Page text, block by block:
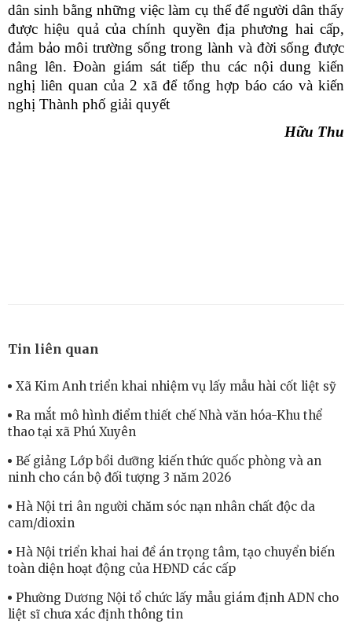
dân sinh bằng những việc làm cụ thể để người dân thấy
được hiệu quả của chính quyền địa phương hai cấp,
đảm bảo môi trường sống trong lành và đời sống được
nâng lên. Đoàn giám sát tiếp thu các nội dung kiến
nghị liên quan của 2 xã để tổng hợp báo cáo và kiến
nghị Thành phố giải quyết
Hữu Thu
Tin liên quan
Xã Kim Anh triển khai nhiệm vụ lấy mẫu hài cốt liệt sỹ
Ra mắt mô hình điểm thiết chế Nhà văn hóa-Khu thể
thao tại xã Phú Xuyên
Bế giảng Lớp bồi dưỡng kiến thức quốc phòng và an
ninh cho cán bộ đối tượng 3 năm 2026
Hà Nội tri ân người chăm sóc nạn nhân chất độc da
cam/dioxin
Hà Nội triển khai hai đề án trọng tâm, tạo chuyển biến
toàn diện hoạt động của HĐND các cấp
Phường Dương Nội tổ chức lấy mẫu giám định ADN cho
liệt sĩ chưa xác định thông tin